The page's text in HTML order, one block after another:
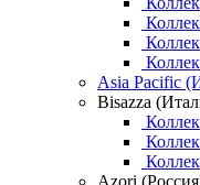
Asia Pacific
Bisazza
Azori